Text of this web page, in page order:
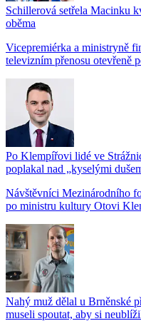
Schillerová setřela Macinku
oběma
Vicepremiérka a ministryně
televizním přenosu otevřeně
Po Klempířovi lidé ve
poplakal nad „kyselými
Návštěvníci Mezinárodního
po ministru kultury Otovi
Nahý muž dělal u Brněnské
museli spoutat, aby si